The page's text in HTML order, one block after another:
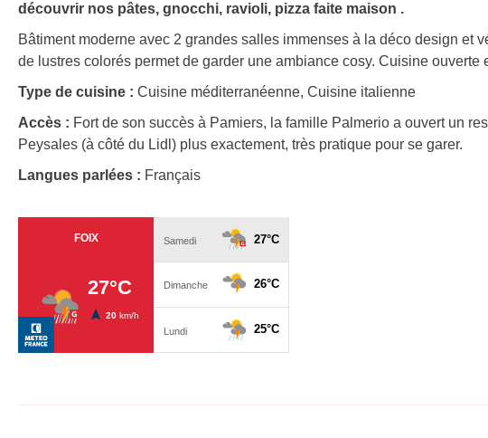
découvrir nos pâtes, gnocchi, ravioli, pizza faite maison .
Bâtiment moderne avec 2 grandes salles immenses à la déco design et
de lustres colorés permet de garder une ambiance cosy. Cuisine ouverte
Type de cuisine : Cuisine méditerranéenne, Cuisine italienne
Accès : Fort de son succès à Pamiers, la famille Palmerio a ouvert un
Peysales (à côté du Lidl) plus exactement, très pratique pour se garer.
Langues parlées : Français